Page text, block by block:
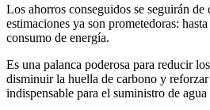
Los ahorros conseguidos se seguirán de
estimaciones ya son prometedoras:
consumo de energía.
Es una palanca poderosa para reducir
disminuir la huella de carbono y
indispensable para el suministro de agua